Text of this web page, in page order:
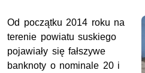
Od początku 2014 roku na
terenie powiatu suskiego
pojawiały się fałszywe
banknoty o nominale 20 i